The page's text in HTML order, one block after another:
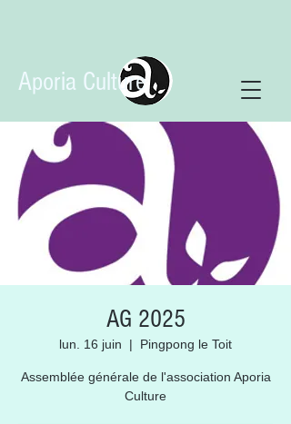
Aporia Culture
AG 2025
lun. 16 juin
  |
Pingpong le Toit
Assemblée générale de l'association Aporia
Culture